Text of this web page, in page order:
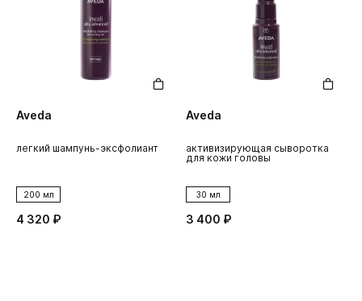
Aveda
легкий шампунь-эксфолиант
200 мл
4 320 ₽
Aveda
активизирующая сыворотка
для кожи головы
30 мл
3 400 ₽